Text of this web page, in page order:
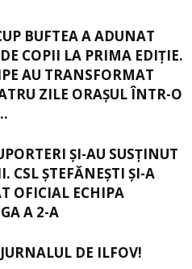
BUFTEA A ADUNAT
COPII LA PRIMA EDIȚIE.
AU TRANSFORMAT
ZILE ORAȘUL ÎNTR-O
ȘI-AU SUSȚINUT
CSL ȘTEFĂNEȘTI ȘI-A
OFICIAL ECHIPA
A 2-A
DE ILFOV!